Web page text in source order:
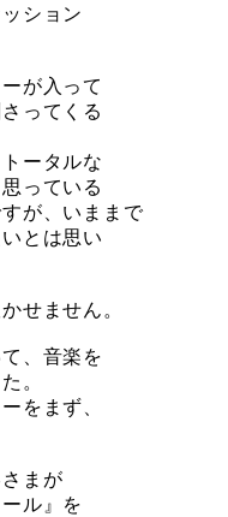
ション
が入って
ってくる
ータルな
っている
が、いままで
とは思い
せません。
、音楽を
。
をまず、
まが
ル』を